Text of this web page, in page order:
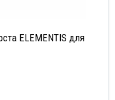
ELEMENTIS для